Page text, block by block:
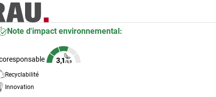
Note d'impact environnemental:
Recyclabilité
Innovation